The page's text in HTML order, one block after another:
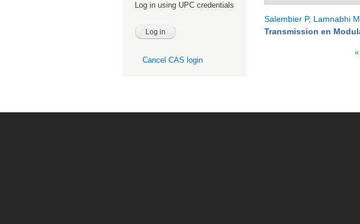
Log in using UPC credentials
Cancel CAS login
Salembier P, Lamnabhi M
Transmission en